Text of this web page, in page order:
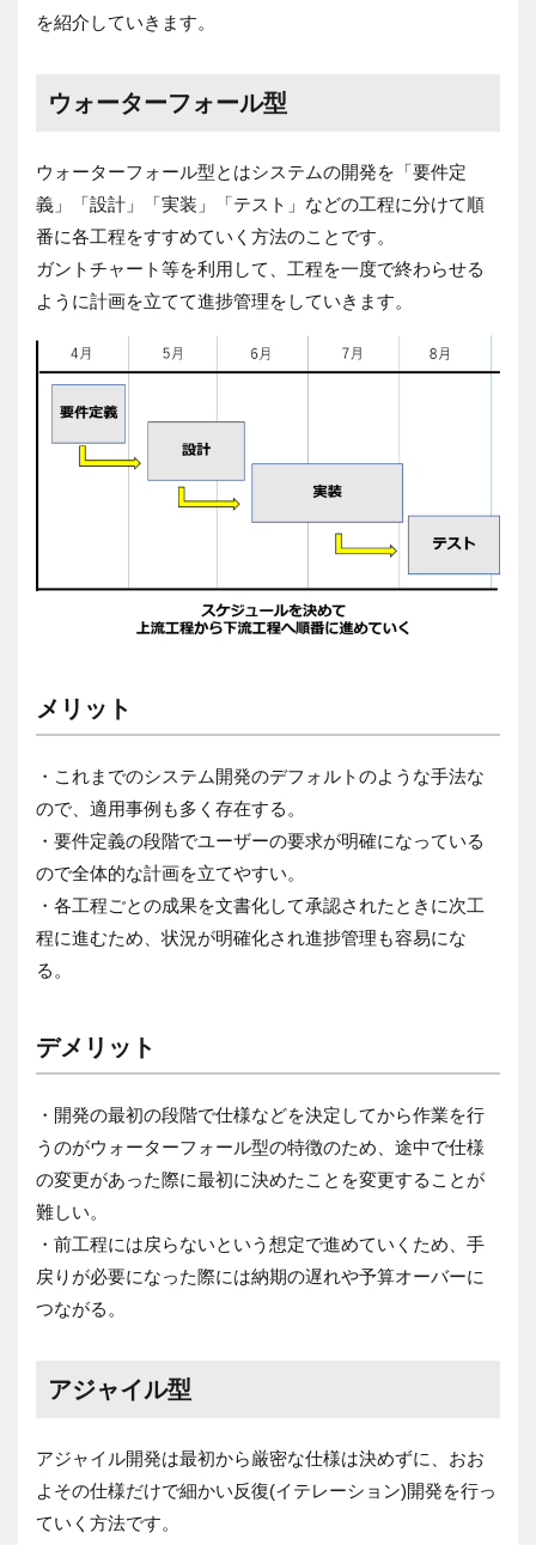
を紹介していきます。
ウォーターフォール型
ウォーターフォール型とはシステムの開発を「要件定
義」「設計」「実装」「テスト」などの工程に分けて順
番に各工程をすすめていく方法のことです。
ガントチャート等を利用して、工程を一度で終わらせる
ように計画を立てて進捗管理をしていきます。
メリット
・これまでのシステム開発のデフォルトのような手法な
ので、適用事例も多く存在する。
・要件定義の段階でユーザーの要求が明確になっている
ので全体的な計画を立てやすい。
・各工程ごとの成果を文書化して承認されたときに次工
程に進むため、状況が明確化され進捗管理も容易にな
る。
デメリット
・開発の最初の段階で仕様などを決定してから作業を行
うのがウォーターフォール型の特徴のため、途中で仕様
の変更があった際に最初に決めたことを変更することが
難しい。
・前工程には戻らないという想定で進めていくため、手
戻りが必要になった際には納期の遅れや予算オーバーに
つながる。
アジャイル型
アジャイル開発は最初から厳密な仕様は決めずに、おお
よその仕様だけで細かい反復(イテレーション)開発を行っ
ていく方法です。